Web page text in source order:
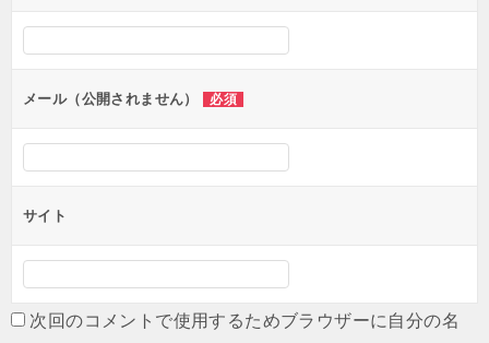
メール（公開されません） 必須
サイト
次回のコメントで使用するためブラウザーに自分の名